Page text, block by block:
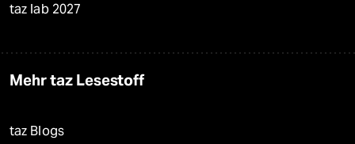
taz lab 2027
Mehr taz Lesestoff
taz Blogs